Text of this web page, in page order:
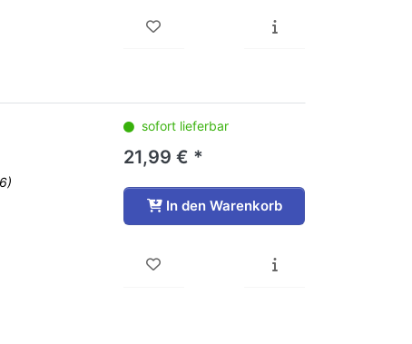
sofort lieferbar
21,99 € *
In den Warenkorb